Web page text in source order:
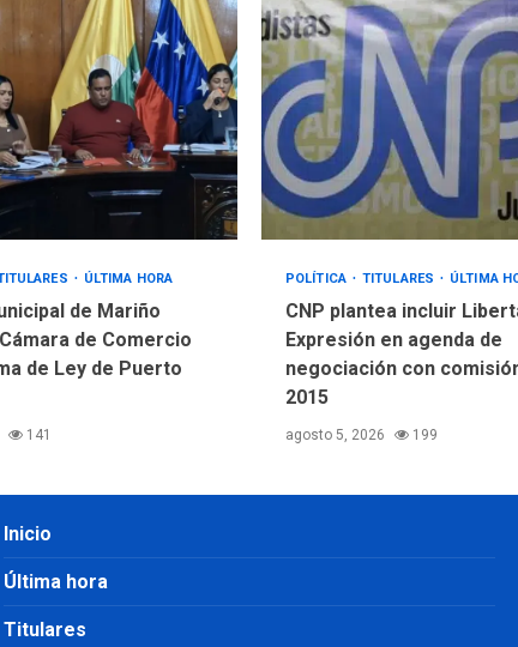
ÚLTIMA HORA
de Mariño
de Comercio
de Ley de Puerto
141
POLÍTICA TITULARES ÚLTIMA
CNP plantea incluir
Expresión en agenda de
negociación con
2015
agosto 5, 2026 199
Inicio
Última hora
Titulares